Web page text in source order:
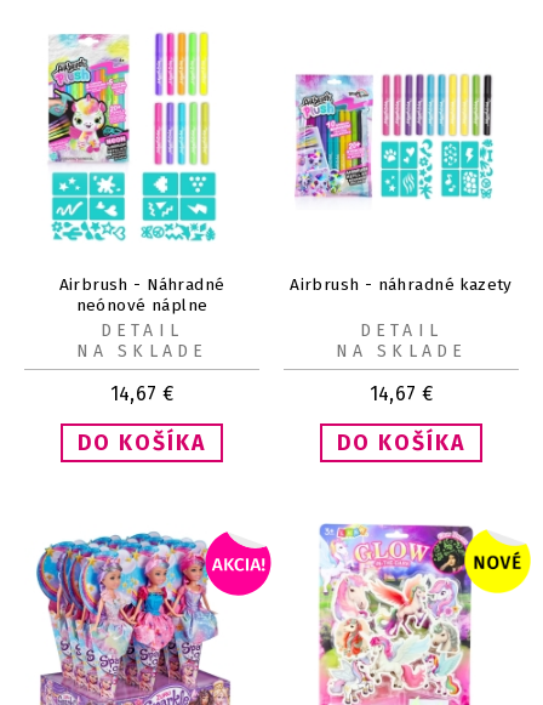
Airbrush - Náhradné
neónové náplne
14,67 €
DETAIL
NA SKLADE
Airbrush - náhradné kazety
14,67 €
DETAIL
NA SKLADE